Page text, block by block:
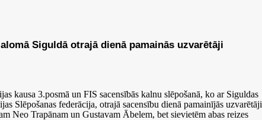
Siguldā otrajā dienā pamainās uzvarētāji
kausa 3.posmā un FIS sacensībās kalnu slēpošanā, ko ar Siguldas
Slēpošanas federācija, otrajā sacensību dienā pamainījās uzvarētāji
Neo Trapānam un Gustavam Ābelem, bet sievietēm abas reizes